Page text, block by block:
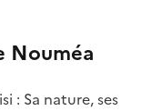
Nouméa
: Sa nature, ses